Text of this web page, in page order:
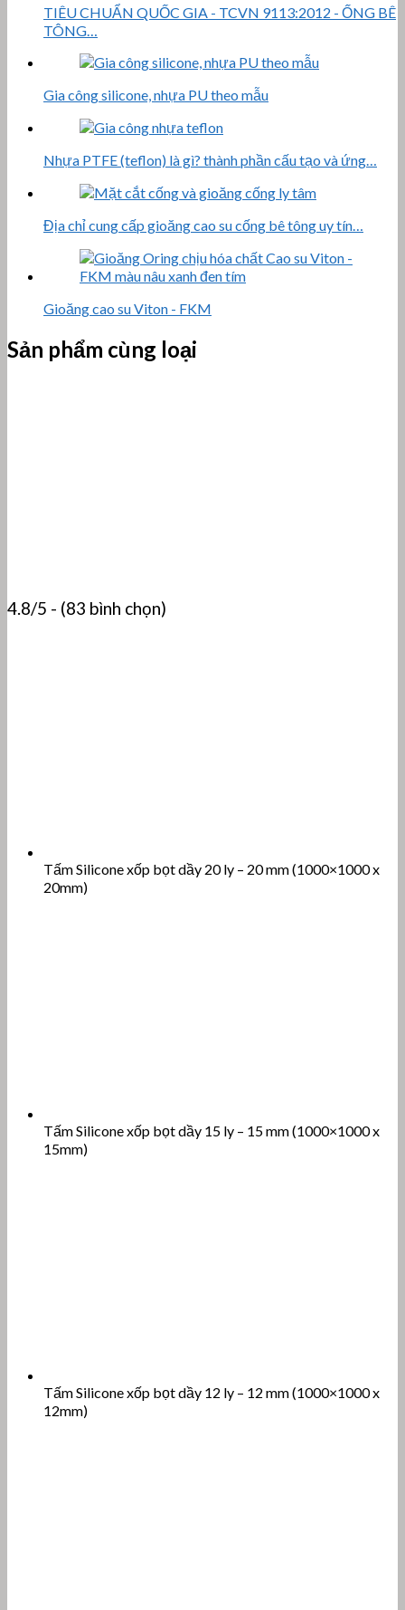
TIÊU CHUẨN QUỐC GIA - TCVN 9113:2012 - ỐNG BÊ
TÔNG…
Gia công silicone, nhựa PU theo mẫu
Nhựa PTFE (teflon) là gì? thành phần cấu tạo và ứng…
Địa chỉ cung cấp gioăng cao su cống bê tông uy tín…
Gioăng cao su Viton - FKM
Sản phẩm cùng loại
4.8/5 - (83 bình chọn)